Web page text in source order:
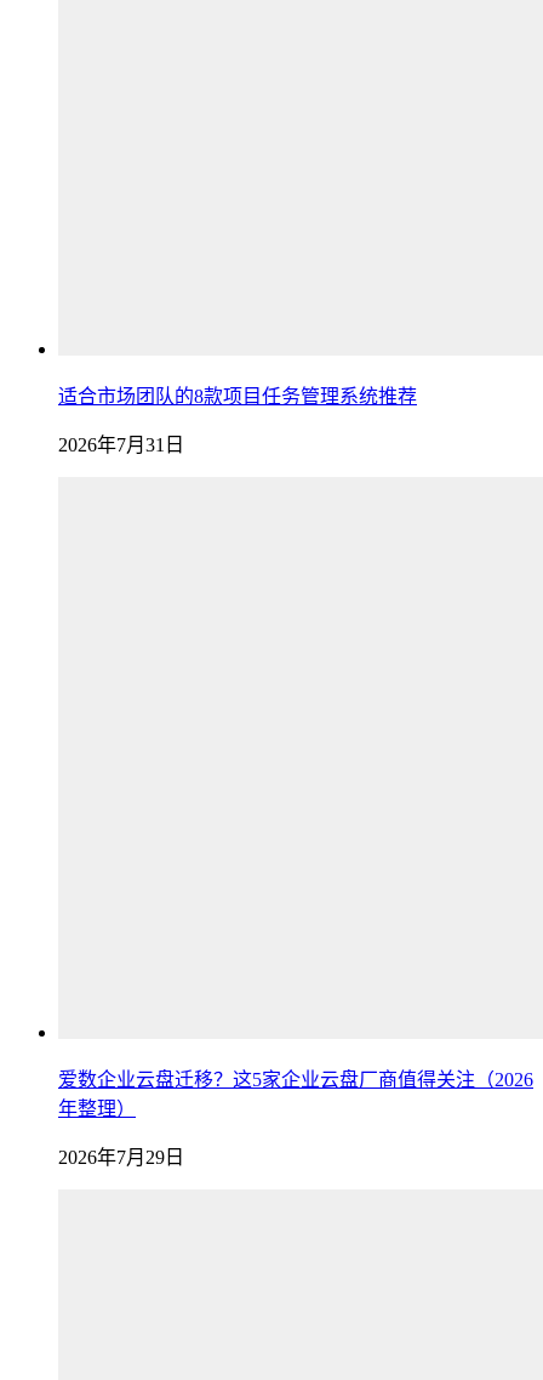
适合市场团队的8款项目任务管理系统推荐
2026年7月31日
爱数企业云盘迁移？这5家企业云盘厂商值得关注（2026
年整理）
2026年7月29日